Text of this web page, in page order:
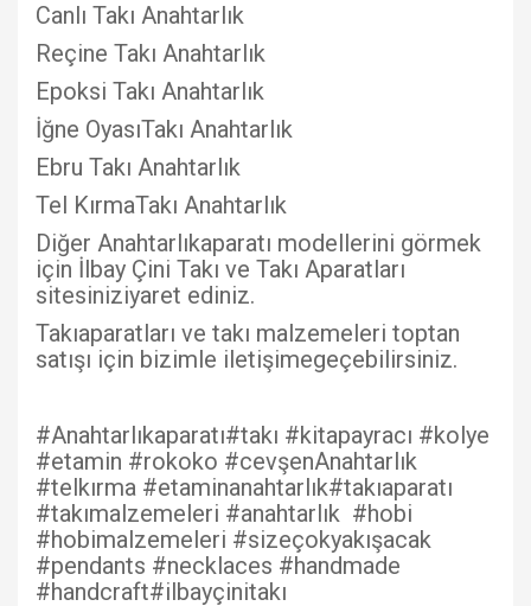
Canlı Takı Anahtarlık
Reçine Takı Anahtarlık
Epoksi Takı Anahtarlık
İğne OyasıTakı Anahtarlık
Ebru Takı Anahtarlık
Tel KırmaTakı Anahtarlık
Diğer Anahtarlıkaparatı modellerini görmek
için İlbay Çini Takı ve Takı Aparatları
sitesiniziyaret ediniz.
Takıaparatları ve takı malzemeleri toptan
satışı için bizimle iletişimegeçebilirsiniz.
#Anahtarlıkaparatı#takı #kitapayracı #kolye
#etamin #rokoko #cevşenAnahtarlık
#telkırma #etaminanahtarlık#takıaparatı
#takımalzemeleri #anahtarlık #hobi
#hobimalzemeleri #sizeçokyakışacak
#pendants #necklaces #handmade
#handcraft#ilbayçinitakı